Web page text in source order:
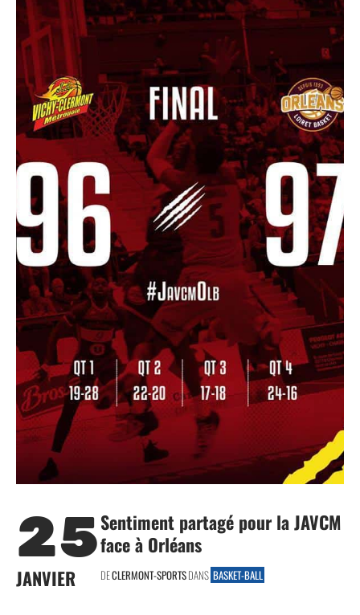
25
JANVIER
Sentiment partagé pour la JAVCM
face à Orléans
DECLERMONT-SPORTSDANS BASKET-BALL